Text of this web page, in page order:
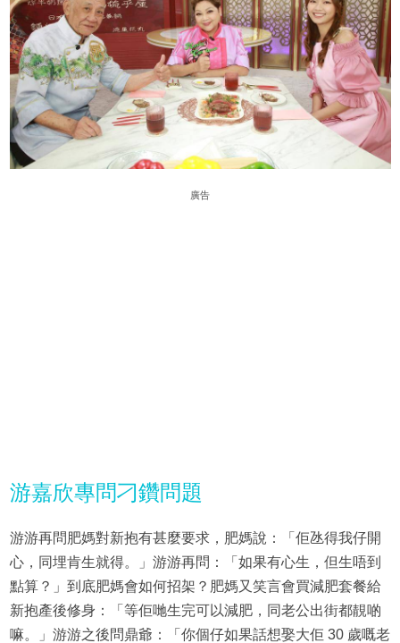
廣告
游嘉欣專問刁鑽問題
游游再問肥媽對新抱有甚麼要求，肥媽說：「佢氹得我仔開
心，同埋肯生就得。」游游再問：「如果有心生，但生唔到
點算？」到底肥媽會如何招架？肥媽又笑言會買減肥套餐給
新抱產後修身：「等佢哋生完可以減肥，同老公出街都靚啲
嘛。」游游之後問鼎爺：「你個仔如果話想娶大佢 30 歲嘅老